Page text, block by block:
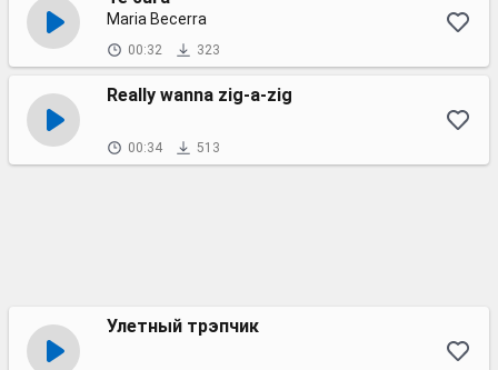
Maria Becerra
00:32 323
Really wanna zig-a-zig
00:34 513
Улетный трэпчик